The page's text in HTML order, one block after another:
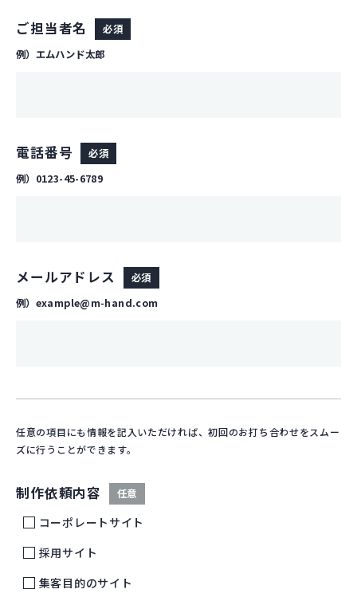
ご担当者名
必須
例）エムハンド太郎
電話番号
必須
例）0123-45-6789
メールアドレス
必須
例）example@m-hand.com
任意の項目にも情報を記入いただければ、初回のお打ち合わせをスムー
ズに行うことができます。
制作依頼内容 任意
コーポレートサイト
採用サイト
集客目的のサイト